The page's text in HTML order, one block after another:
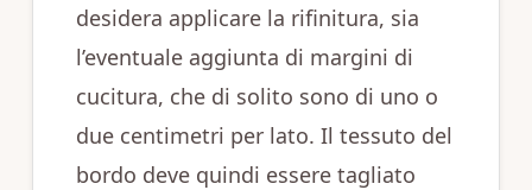
desidera applicare la rifinitura, sia
l’eventuale aggiunta di margini di
cucitura, che di solito sono di uno o
due centimetri per lato. Il tessuto del
bordo deve quindi essere tagliato